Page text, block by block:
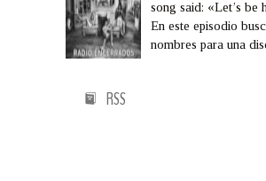
song said: «Let’s be
En este episodio
nombres para una
RSS